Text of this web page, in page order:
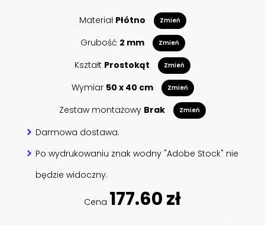
Materiał Płótno Zmień
Grubość 2 mm Zmień
Kształt Prostokąt Zmień
Wymiar 50 x 40 cm Zmień
Zestaw montażowy Brak Zmień
Darmowa dostawa.
Po wydrukowaniu znak wodny "Adobe Stock" nie
będzie widoczny.
Cena 177.60 zł